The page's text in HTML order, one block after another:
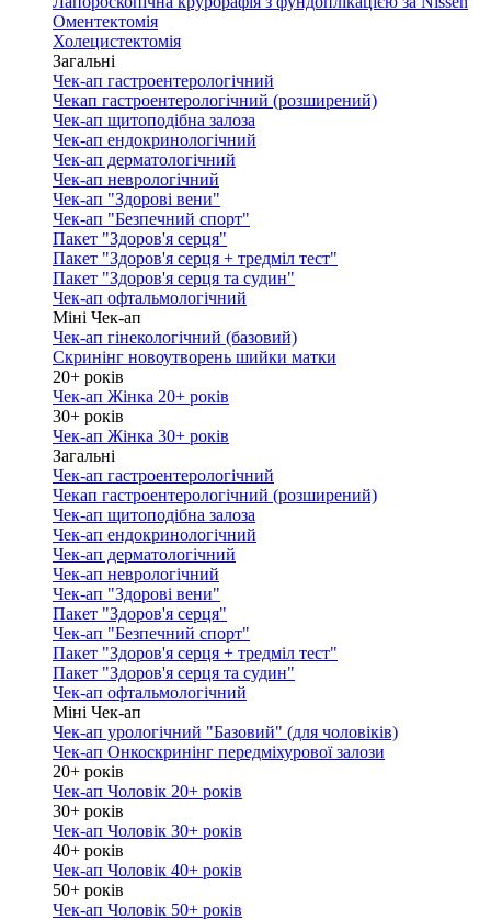
Оментектомія
Холецистектомія
Загальні
Чек-ап гастроентерологічний
Чекап гастроентерологічний (розширений)
Чек-ап щитоподібна залоза
Чек-ап ендокринологічний
Чек-ап дерматологічний
Чек-ап неврологічний
Чек-ап "Здорові вени"
Чек-ап "Безпечний спорт"
Пакет "Здоров'я серця"
Пакет "Здоров'я серця + тредміл тест"
Пакет "Здоров'я серця та судин"
Чек-ап офтальмологічний
Міні Чек-ап
Чек-ап гінекологічний (базовий)
Скринінг новоутворень шийки матки
20+ років
Чек-ап Жінка 20+ років
30+ років
Чек-ап Жінка 30+ років
Загальні
Чек-ап гастроентерологічний
Чекап гастроентерологічний (розширений)
Чек-ап щитоподібна залоза
Чек-ап ендокринологічний
Чек-ап дерматологічний
Чек-ап неврологічний
Чек-ап "Здорові вени"
Пакет "Здоров'я серця"
Чек-ап "Безпечний спорт"
Пакет "Здоров'я серця + тредміл тест"
Пакет "Здоров'я серця та судин"
Чек-ап офтальмологічний
Міні Чек-ап
Чек-ап урологічний "Базовий" (для чоловіків)
Чек-ап Онкоскринінг передміхурової залози
20+ років
Чек-ап Чоловік 20+ років
30+ років
Чек-ап Чоловік 30+ років
40+ років
Чек-ап Чоловік 40+ років
50+ років
Чек-ап Чоловік 50+ років